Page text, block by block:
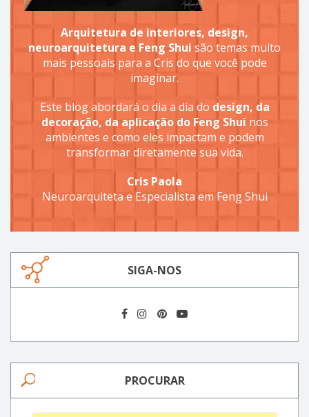
Arquitetura de interiores, design,
neuroarquitetura e Feng Shui são temas muito
mais pessoais para a Cris do que você pode
imaginar.
Este blog abordará o dia a dia do design, da
decoração, da aplicação do Feng Shui nos
ambientes e como eles impactam e podem
transformar diretamente sua vida.
Cris Paola
Neuroarquiteta e Especialista em Feng Shui
SIGA-NOS
PROCURAR